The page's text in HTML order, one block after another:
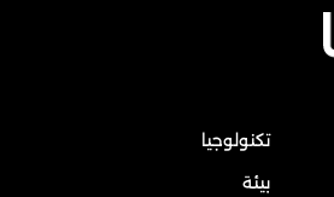
تكنولوجيا
بيئة